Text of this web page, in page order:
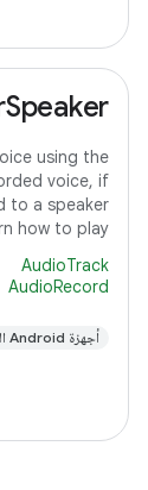
using the
voice, if
to a speaker
how to play
AudioTrack
AudioRecord
أجهزة Android القابلة للارتداء